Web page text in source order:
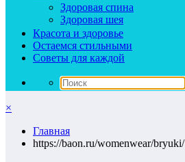
Здоровая спина
Здоровая шея
Красота и здоровье
Остаемся стильными
Советы для каждой
×
Главная
https://baon.ru/womenwear/bryuki/